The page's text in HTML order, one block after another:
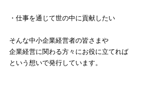
・仕事を通じて世の中に貢献したい
そんな中小企業経営者の皆さまや
企業経営に関わる方々にお役に立てれば
という想いで発行しています。